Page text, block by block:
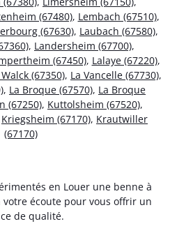
(67480), Lembach (67510),
(67630), Laubach (67580),
, Landersheim (67700),
(67450), Lalaye (67220),
Walck (67350), La Vancelle (67730),
, La Broque (67570), La Broque
(67250), Kuttolsheim (67520),
Kriegsheim (67170), Krautwiller
(67170)
en Louer une benne à
votre écoute pour vous offrir un
de qualité.